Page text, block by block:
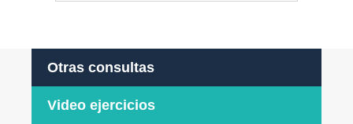
Otras consultas
Video ejercicios